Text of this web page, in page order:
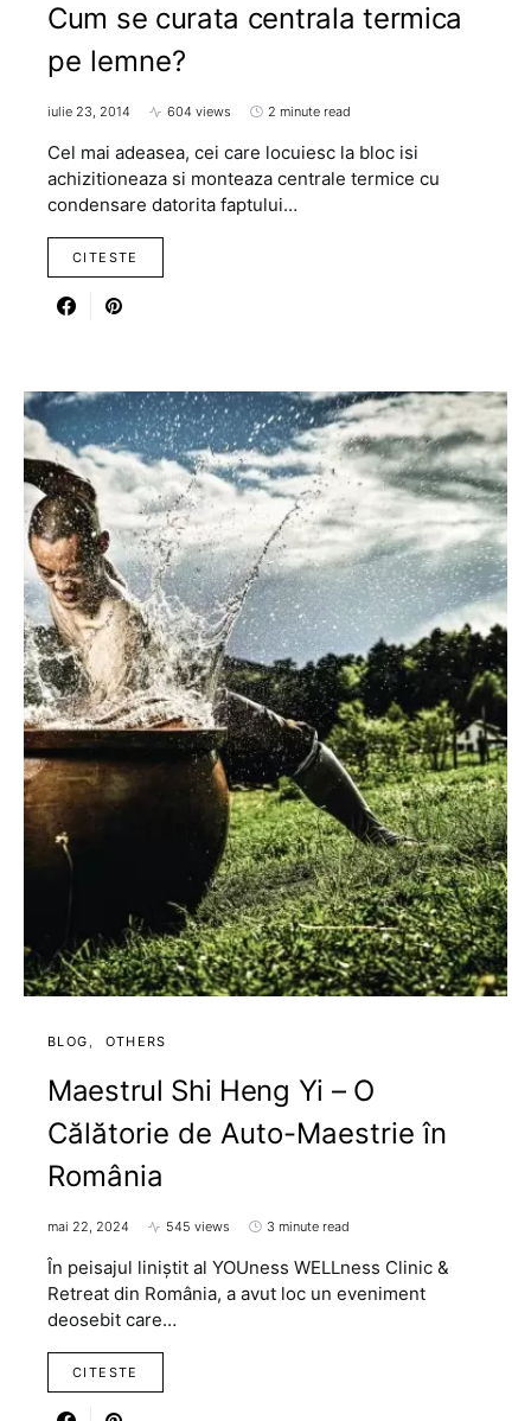
Cum se curata centrala termica
pe lemne?
iulie 23, 2014 604 views 2 minute read
Cel mai adeasea, cei care locuiesc la bloc isi
achizitioneaza si monteaza centrale termice cu
condensare datorita faptului…
CITESTE
BLOG OTHERS
Maestrul Shi Heng Yi – O
Călătorie de Auto-Maestrie în
România
mai 22, 2024 545 views 3 minute read
În peisajul liniștit al YOUness WELLness Clinic &
Retreat din România, a avut loc un eveniment
deosebit care…
CITESTE